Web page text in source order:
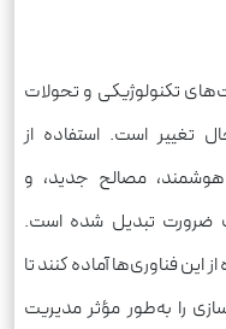
تکنولوژیکی و تحولات
تغییر است. استفاده از
مصالح جدید، و
ضرورت تبدیل شده است.
این فناوری‌ها آماده کنند تا
را به‌طور مؤثر مدیریت